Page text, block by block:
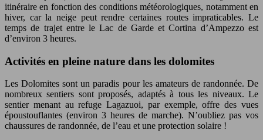
itinéraire en fonction des conditions météorologiques, notamment en
hiver, car la neige peut rendre certaines routes impraticables. Le
temps de trajet entre le Lac de Garde et Cortina d’Ampezzo est
d’environ 3 heures.
Activités en pleine nature dans les dolomites
Les Dolomites sont un paradis pour les amateurs de randonnée. De
nombreux sentiers sont proposés, adaptés à tous les niveaux. Le
sentier menant au refuge Lagazuoi, par exemple, offre des vues
époustouflantes (environ 3 heures de marche). N’oubliez pas vos
chaussures de randonnée, de l’eau et une protection solaire !